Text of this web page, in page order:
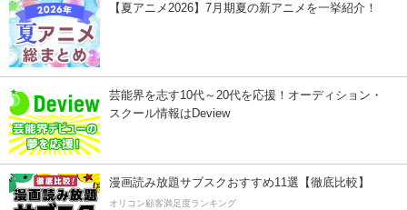
【夏アニメ2026】7月期夏の新アニメを一挙紹介！
芸能界を志す10代～20代を応援！オーディション・
スクール情報はDeview
漫画読み放題サブスクおすすめ11選【徹底比較】
オリコン顧客満足度ランキング